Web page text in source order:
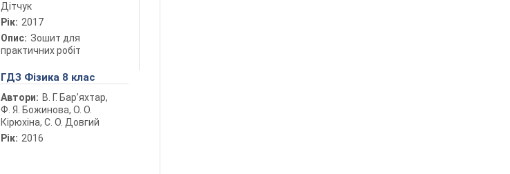
Дітчук
Рік: 2017
Опис: Зошит для
практичних робіт
ГДЗ Фізика 8 клас
Автори: В. Г. Бар’яхтар,
Ф. Я. Божинова, О. О.
Кірюхіна, С. О. Довгий
Рік: 2016